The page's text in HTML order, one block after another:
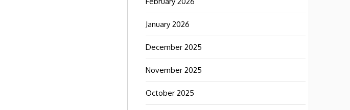
January 2026
December 2025
November 2025
October 2025